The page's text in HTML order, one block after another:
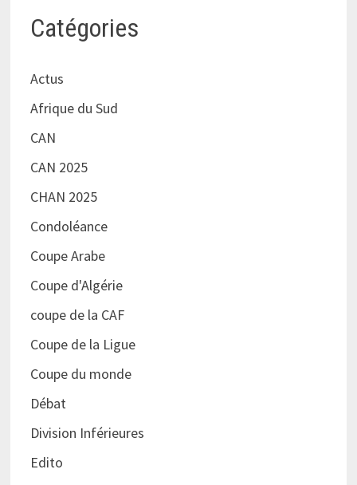
Catégories
Actus
Afrique du Sud
CAN
CAN 2025
CHAN 2025
Condoléance
Coupe Arabe
Coupe d'Algérie
coupe de la CAF
Coupe de la Ligue
Coupe du monde
Débat
Division Inférieures
Edito